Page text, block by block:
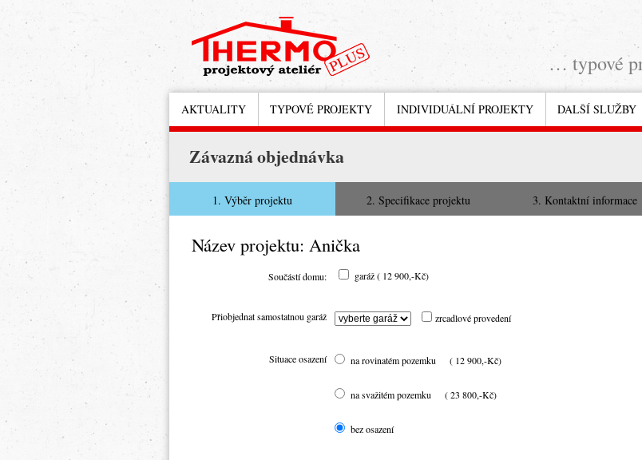
… typové
AKTUALITY TYPOVÉ PROJEKTY INDIVIDUÁLNÍ PROJEKTY DALŠÍ SLUŽBY
Závazná objednávka
1. Výběr projektu 2. Specifikace projektu 3. Kontaktní informace
Název projektu: Anička
Součástí domu: garáž ( 12 900,-Kč)
Přiobjednat samostatnou garáž zrcadlové provedení
Situace osazení na rovinatém pozemku ( 12 900,-Kč)
na svažitém pozemku ( 23 800,-Kč)
bez osazení